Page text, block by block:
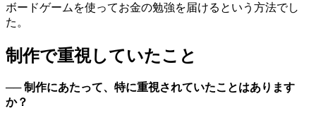
ボードゲームを使ってお金の勉強を届けるという方法でし
た。
制作で重視していたこと
── 制作にあたって、特に重視されていたことはあります
か？